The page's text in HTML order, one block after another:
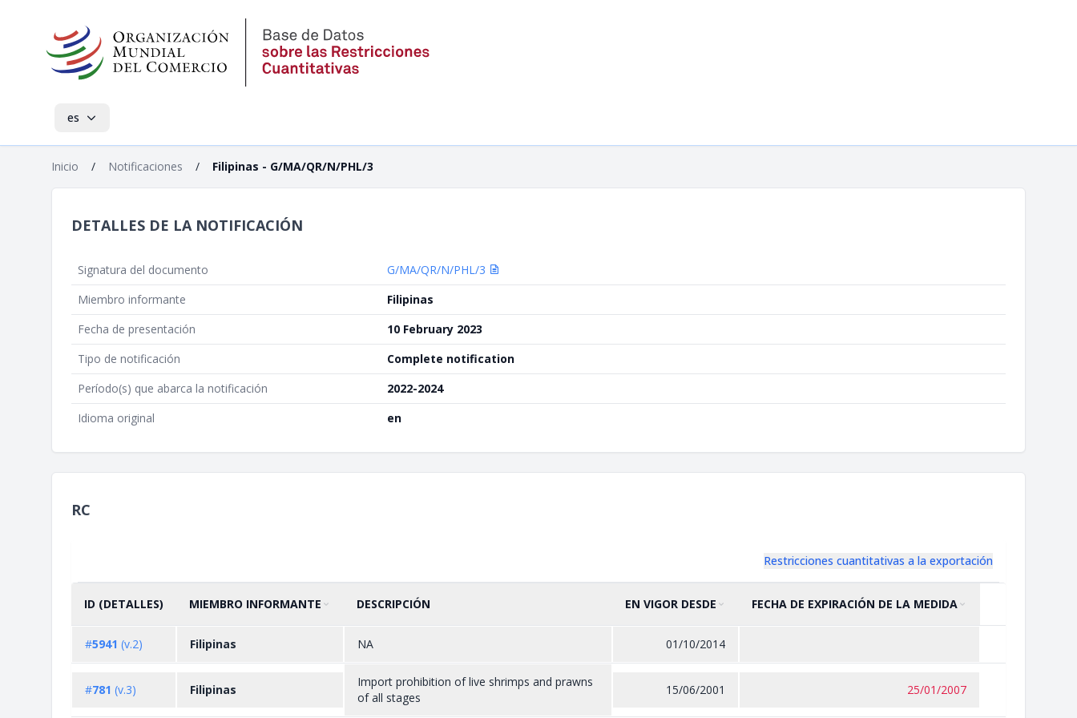
es
Inicio / Notificaciones / Filipinas - G/MA/QR/N/PHL/3
DETALLES DE LA NOTIFICACIÓN
Signatura del documento
G/MA/QR/N/PHL/3
Miembro informante
Filipinas
Fecha de presentación
10 February 2023
Tipo de notificación
Complete notification
Período(s) que abarca la notificación
2022-2024
Idioma original
en
RC
Restricciones cuantitativas a la exportación
ID (DETALLES) ORDENAR POR
MIEMBRO INFORMANTE
ASCENDENTE DESCRIPCIÓN ORDENAR POR
EN VIGOR DESDE ASCENDENTE
FECHA DE EXPIRACIÓN DE LA MEDIDA
#5941 (v.2) Filipinas NA 01/10/2014
#781 (v.3) Filipinas
Import prohibition of live shrimps and prawns
of all stages
15/06/2001 25/01/2007